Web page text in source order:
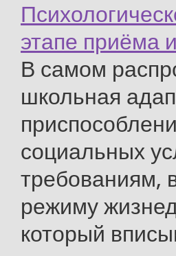
этапе приёма
В самом
школьная
социальных
требованиям,
режиму
который